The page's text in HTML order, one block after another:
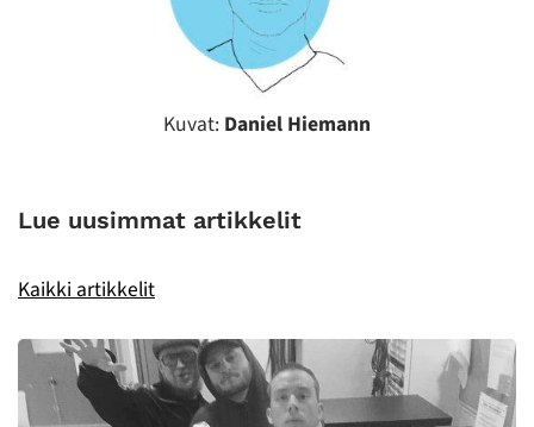
Kuvat: Daniel Hiemann
Lue uusimmat artikkelit
Kaikki artikkelit